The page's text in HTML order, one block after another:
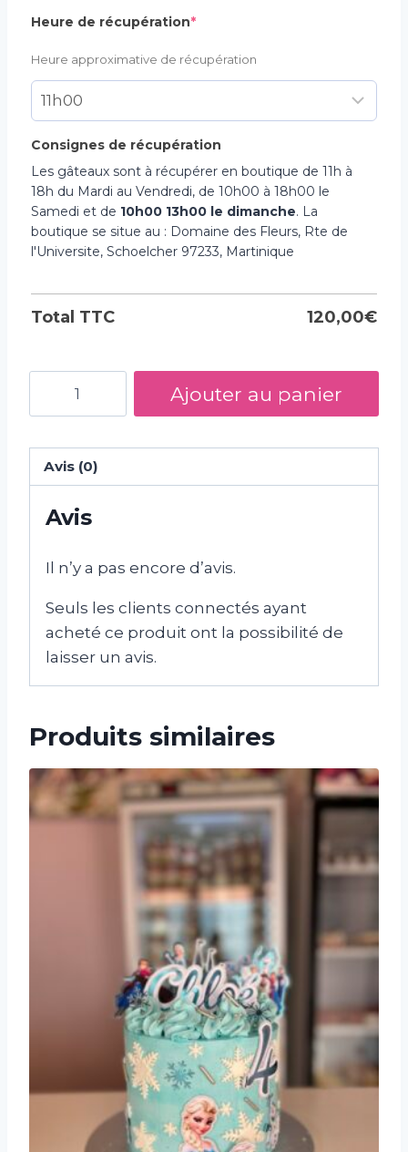
Heure de récupération*(required)
Heure approximative de récupération
Consignes de récupération
Les gâteaux sont à récupérer en boutique de 11h à
18h du Mardi au Vendredi, de 10h00 à 18h00 le
Samedi et de 10h00 13h00 le dimanche. La
boutique se situe au : Domaine des Fleurs, Rte de
l'Universite, Schoelcher 97233, Martinique
Total TTC 120,00€
Spiderman
Ajouter au panier
Avis (0)
Avis
Il n’y a pas encore d’avis.
Seuls les clients connectés ayant
acheté ce produit ont la possibilité de
laisser un avis.
Produits similaires